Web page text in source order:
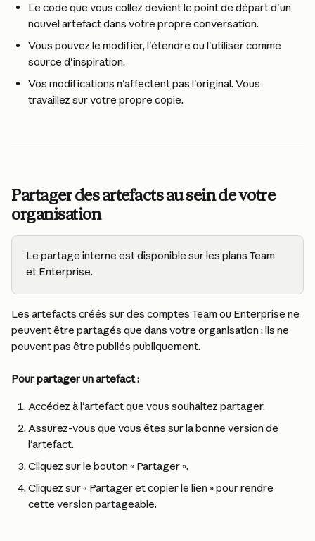
Le code que vous collez devient le point de départ d'un
nouvel artefact dans votre propre conversation.
Vous pouvez le modifier, l'étendre ou l'utiliser comme
source d'inspiration.
Vos modifications n'affectent pas l'original. Vous
travaillez sur votre propre copie.
Partager des artefacts au sein de votre
organisation
Le partage interne est disponible sur les plans Team
et Enterprise.
Les artefacts créés sur des comptes Team ou Enterprise ne
peuvent être partagés que dans votre organisation : ils ne
peuvent pas être publiés publiquement.
Pour partager un artefact :
Accédez à l'artefact que vous souhaitez partager.
Assurez-vous que vous êtes sur la bonne version de
l'artefact.
Cliquez sur le bouton « Partager ».
Cliquez sur « Partager et copier le lien » pour rendre
cette version partageable.